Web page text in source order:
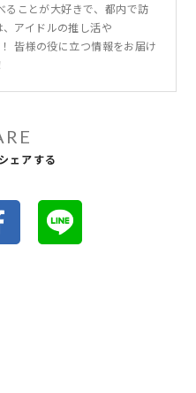
ることが大好きで、都内で訪
アイドルの推し活や
皆様の役に立つ情報をお届け
ェアする